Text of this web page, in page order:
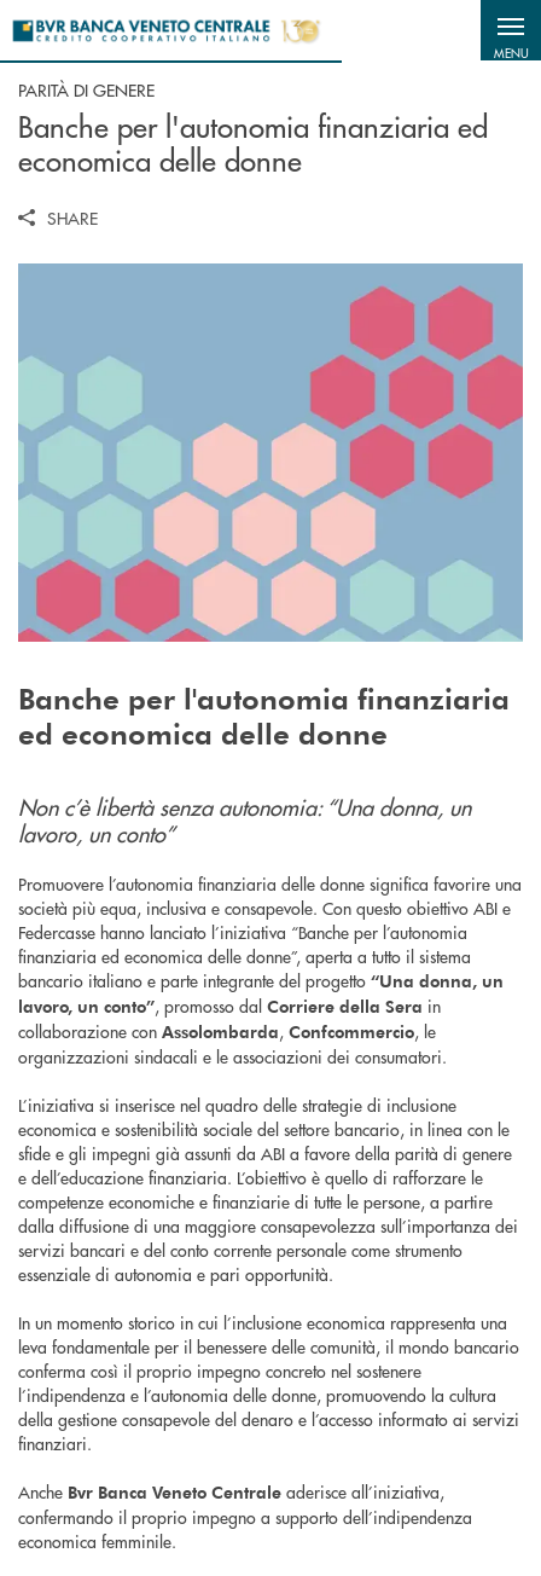
MENU
PARITÀ DI GENERE
Banche per l'autonomia finanziaria ed
economica delle donne
SHARE
Banche per l'autonomia finanziaria
ed economica delle donne
Non c’è libertà senza autonomia: “Una donna, un
lavoro, un conto”
Promuovere l’autonomia finanziaria delle donne significa favorire una
società più equa, inclusiva e consapevole. Con questo obiettivo ABI e
Federcasse hanno lanciato l’iniziativa “Banche per l’autonomia
finanziaria ed economica delle donne”, aperta a tutto il sistema
bancario italiano e parte integrante del progetto “Una donna, un
lavoro, un conto”, promosso dal Corriere della Sera in
collaborazione con Assolombarda, Confcommercio, le
organizzazioni sindacali e le associazioni dei consumatori.
L’iniziativa si inserisce nel quadro delle strategie di inclusione
economica e sostenibilità sociale del settore bancario, in linea con le
sfide e gli impegni già assunti da ABI a favore della parità di genere
e dell’educazione finanziaria. L’obiettivo è quello di rafforzare le
competenze economiche e finanziarie di tutte le persone, a partire
dalla diffusione di una maggiore consapevolezza sull’importanza dei
servizi bancari e del conto corrente personale come strumento
essenziale di autonomia e pari opportunità.
In un momento storico in cui l’inclusione economica rappresenta una
leva fondamentale per il benessere delle comunità, il mondo bancario
conferma così il proprio impegno concreto nel sostenere
l’indipendenza e l’autonomia delle donne, promuovendo la cultura
della gestione consapevole del denaro e l’accesso informato ai servizi
finanziari.
Anche Bvr Banca Veneto Centrale aderisce all’iniziativa,
confermando il proprio impegno a supporto dell’indipendenza
economica femminile.